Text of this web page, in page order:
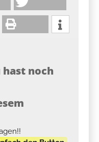
hast noch